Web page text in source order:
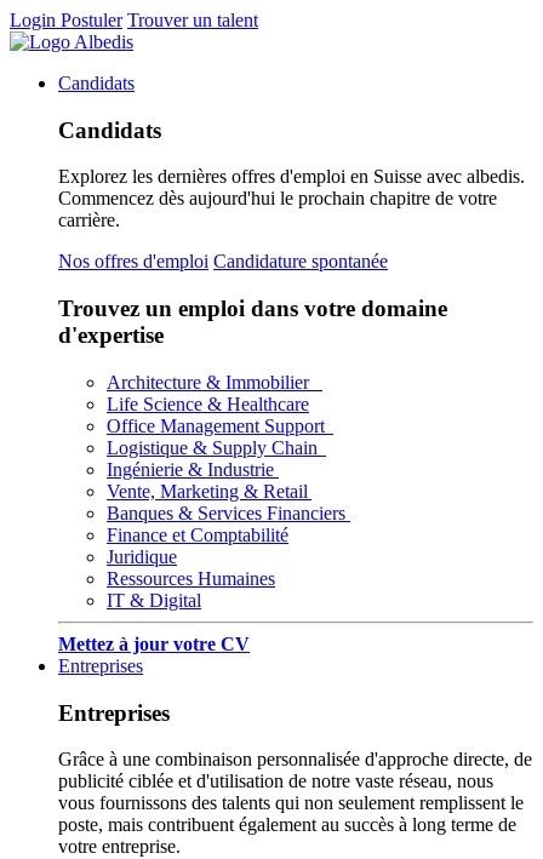
Login Postuler Trouver un talent
Candidats
Candidats
Explorez les dernières offres d'emploi en Suisse avec albedis.
Commencez dès aujourd'hui le prochain chapitre de votre
carrière.
Nos offres d'emploi Candidature spontanée
Trouvez un emploi dans votre domaine
d'expertise
Architecture & Immobilier
Life Science & Healthcare
Office Management Support
Logistique & Supply Chain
Ingénierie & Industrie
Vente, Marketing & Retail
Banques & Services Financiers
Finance et Comptabilité
Juridique
Ressources Humaines
IT & Digital
Mettez à jour votre CV
Entreprises
Entreprises
Grâce à une combinaison personnalisée d'approche directe, de
publicité ciblée et d'utilisation de notre vaste réseau, nous
vous fournissons des talents qui non seulement remplissent le
poste, mais contribuent également au succès à long terme de
votre entreprise.